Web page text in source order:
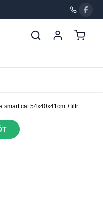
smart cat 54x40x41cm +filtr